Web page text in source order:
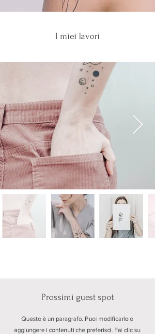
I miei lavori
Prossimi guest spot
Questo è un paragrafo. Puoi modificarlo o
aggiungere i contenuti che preferisci. Fai clic su